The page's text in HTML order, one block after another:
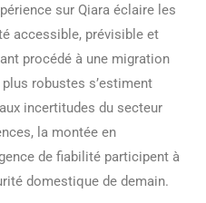
sur Qiara éclaire les
accessible, prévisible et
procédé à une migration
robustes s’estiment
incertitudes du secteur
la montée en
de fiabilité participent à
domestique de demain.